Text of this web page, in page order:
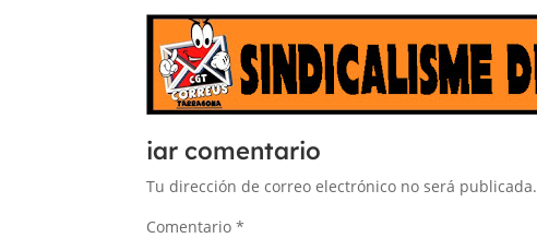
iar comentario
Tu dirección de correo electrónico no será publicada.
Comentario*